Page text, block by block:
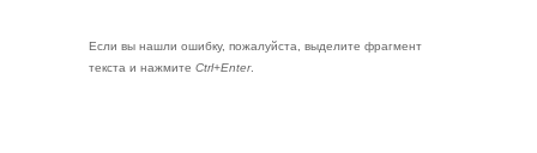
Если вы нашли ошибку, пожалуйста, выделите фрагмент
текста и нажмите Ctrl+Enter.